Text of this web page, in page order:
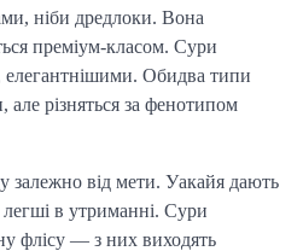
ніби дредлоки. Вона
преміум-класом. Сури
Обидва типи
різняться за фенотипом
від мети. Уакайя дають
легші в утриманні. Сури
флісу — з них виходять